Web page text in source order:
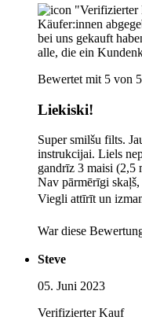
"Verifizierter
Käufer:innen
bei uns gekauft
alle, die ein
Bewertet mit 5 von
Liekiski!
Super smilšu filts.
instrukcijai. Liels
gandrīz 3 maisi (2,5
Nav pārmērīgi
Viegli attīrīt un
War diese
Steve
05. Juni 2023
Verifizierter Kauf